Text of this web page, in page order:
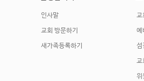
인사말
교회 방문하기
새가족등록하기
교
예
섬
교
위